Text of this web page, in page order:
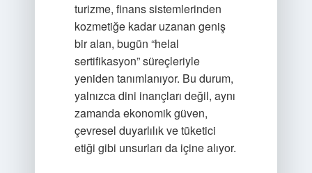
turizme, finans sistemlerinden
kozmetiğe kadar uzanan geniş
bir alan, bugün “helal
sertifikasyon” süreçleriyle
yeniden tanımlanıyor. Bu durum,
yalnızca dini inançları değil, aynı
zamanda ekonomik güven,
çevresel duyarlılık ve tüketici
etiği gibi unsurları da içine alıyor.